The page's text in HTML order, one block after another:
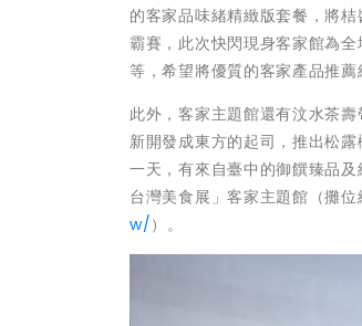
的客家品味緒精緻版套餐，將
霸賽，此次快閃現身客家館為
等，希望將優質的客家產品推薦
此外，客家主題館還有汶水茶
新開發成東方的起司，推出松
一天，有來自臺中的御饌臻品
台灣美食展」客家主題館（攤
w/）。